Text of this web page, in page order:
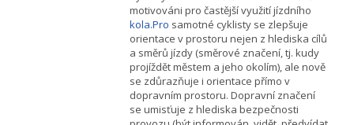
motivováni pro častější využití jízdního
kola.Pro samotné cyklisty se zlepšuje
orientace v prostoru nejen z hlediska cílů
a směrů jízdy (směrové značení, tj. kudy
projíždět městem a jeho okolím), ale nově
se zdůrazňuje i orientace přímo v
dopravním prostoru. Dopravní značení
se umisťuje z hlediska bezpečnosti